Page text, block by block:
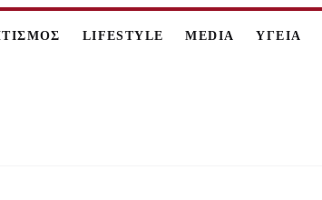
LIFESTYLE MEDIA ΥΓΕΙΑ